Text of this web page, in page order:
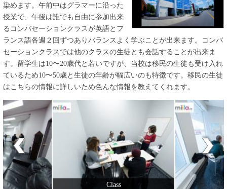
染めます。午前中はグラマーに沿った
授業で、午後は誰でも自由に参加出来
るコンバセーションクラスが英語とフ
ランス語各週２回ずつありバランスよく学ぶことが出来ます。コンバ
セーションクラスでは他のクラスの生徒とも会話することが出来ま
す。留学生は10〜20歳代と若いですが、当校は移民の生徒も受け入れ
ているため10〜50歳と生徒の年齢が幅広いのも特徴です。移民の生徒
はこちらの情報に詳しいため色んな情報を教えてくれます。
Class